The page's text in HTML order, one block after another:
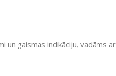
un gaismas indikāciju, vadāms ar